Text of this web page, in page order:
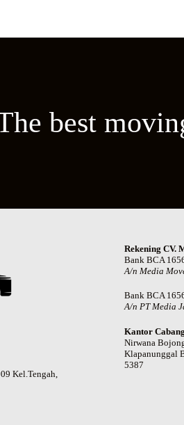
best
Kel.Tengah,
Rekening CV.
Bank BCA
A/n Media
Bank BCA
A/n PT Media
Kantor
Nirwana
Klapanunggal
5387